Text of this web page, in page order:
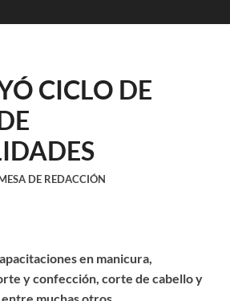
CICLO DE
DE REDACCIÓN
en manicura,
y confección, corte de cabello y